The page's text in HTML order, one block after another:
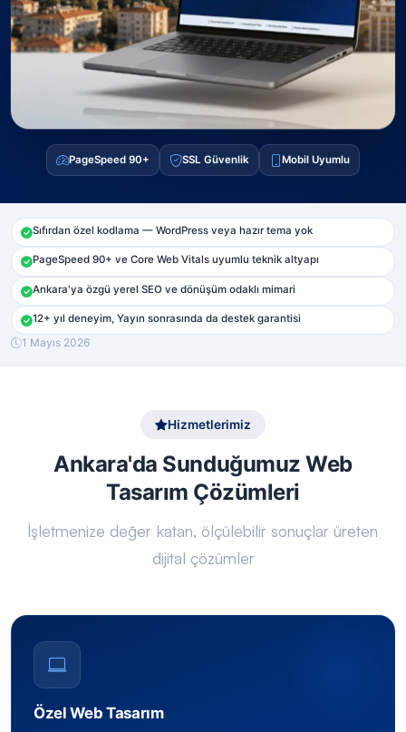
PageSpeed 90+ SSL Güvenlik Mobil Uyumlu
Sıfırdan özel kodlama — WordPress veya hazır tema yok
PageSpeed 90+ ve Core Web Vitals uyumlu teknik altyapı
Ankara'ya özgü yerel SEO ve dönüşüm odaklı mimari
12+ yıl deneyim, Yayın sonrasında da destek garantisi
1 Mayıs 2026
Hizmetlerimiz
Ankara'da Sunduğumuz Web
Tasarım Çözümleri
İşletmenize değer katan, ölçülebilir sonuçlar üreten
dijital çözümler
Özel Web Tasarım